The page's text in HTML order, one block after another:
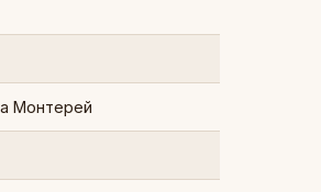
Монтерей